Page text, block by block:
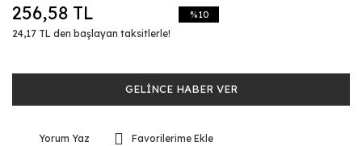
256,58 TL
24,17 TL den başlayan taksitlerle!
%10
GELİNCE HABER VER
Yorum Yaz